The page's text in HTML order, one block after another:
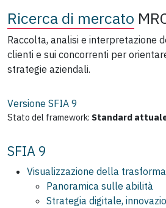
Ricerca di mercato
Raccolta, analisi e interpretazione
clienti e sui concorrenti per
strategie aziendali.
Versione SFIA 9
Stato del framework: Standard
SFIA 9
Visualizzazione della
Panoramica sulle abilità
Strategia digitale,